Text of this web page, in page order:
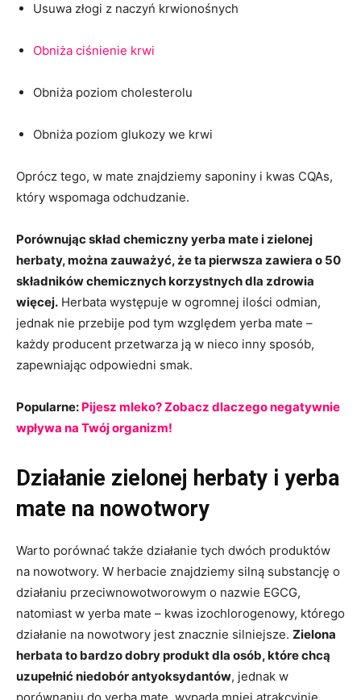
Usuwa złogi z naczyń krwionośnych
Obniża ciśnienie krwi
Obniża poziom cholesterolu
Obniża poziom glukozy we krwi
Oprócz tego, w mate znajdziemy saponiny i kwas CQAs,
który wspomaga odchudzanie.
Porównując skład chemiczny yerba mate i zielonej
herbaty, można zauważyć, że ta pierwsza zawiera o 50
składników chemicznych korzystnych dla zdrowia
więcej. Herbata występuje w ogromnej ilości odmian,
jednak nie przebije pod tym względem yerba mate –
każdy producent przetwarza ją w nieco inny sposób,
zapewniając odpowiedni smak.
Popularne: Pijesz mleko? Zobacz dlaczego negatywnie
wpływa na Twój organizm!
Działanie zielonej herbaty i yerba
mate na nowotwory
Warto porównać także działanie tych dwóch produktów
na nowotwory. W herbacie znajdziemy silną substancję o
działaniu przeciwnowotworowym o nazwie EGCG,
natomiast w yerba mate – kwas izochlorogenowy, którego
działanie na nowotwory jest znacznie silniejsze. Zielona
herbata to bardzo dobry produkt dla osób, które chcą
uzupełnić niedobór antyoksydantów, jednak w